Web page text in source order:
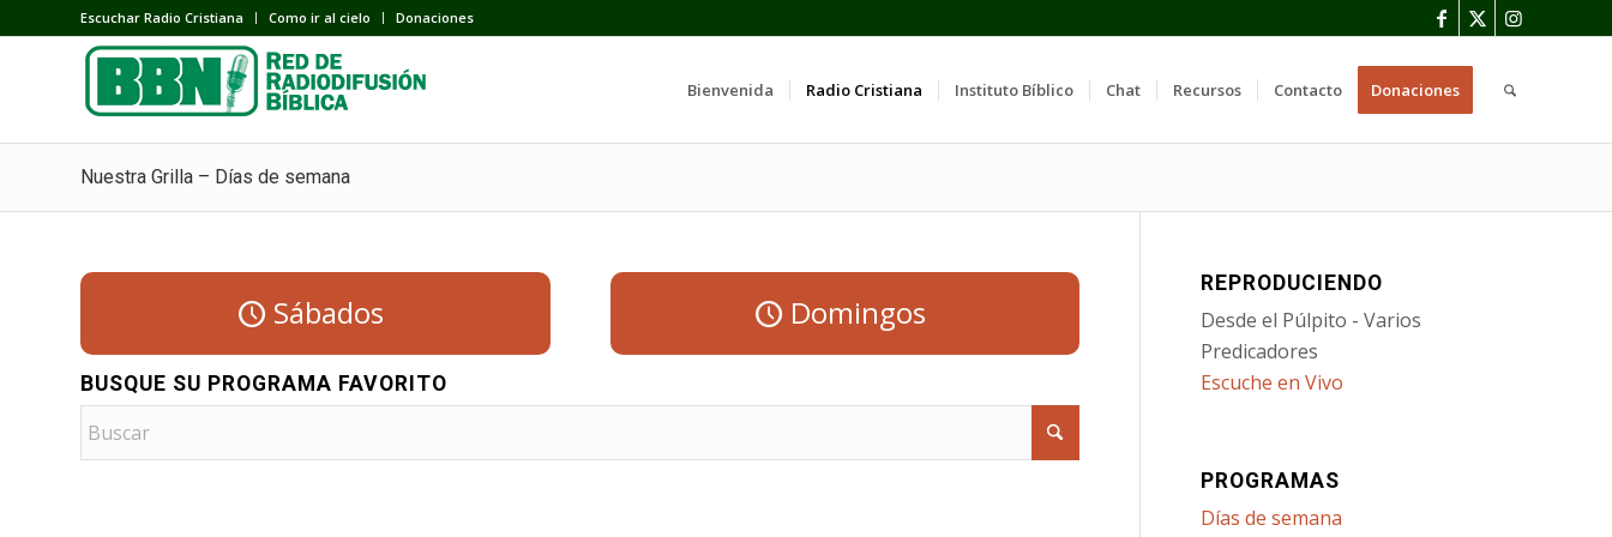
Escuchar Radio Cristiana Como ir al cielo Donaciones
Bienvenida Radio Cristiana Instituto Bíblico Chat Recursos Contacto Donaciones
Nuestra Grilla – Días de semana
Sábados Domingos
BUSQUE SU PROGRAMA FAVORITO
REPRODUCIENDO
Desde el Púlpito - Varios
Predicadores
Escuche en Vivo
PROGRAMAS
Días de semana